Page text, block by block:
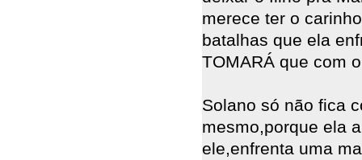
merece ter o
batalhas que ela
TOMARÁ que com
Solano só não fica
mesmo,porque ela
ele,enfrenta uma